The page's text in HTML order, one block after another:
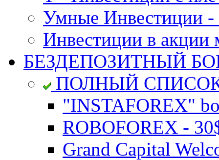
Умные Инвестиции -
Инвестиции в акции
БЕЗДЕПОЗИТНЫЙ
ПОЛНЫЙ
"INSTAFOREX"
ROBOFOREX -
Grand Capital